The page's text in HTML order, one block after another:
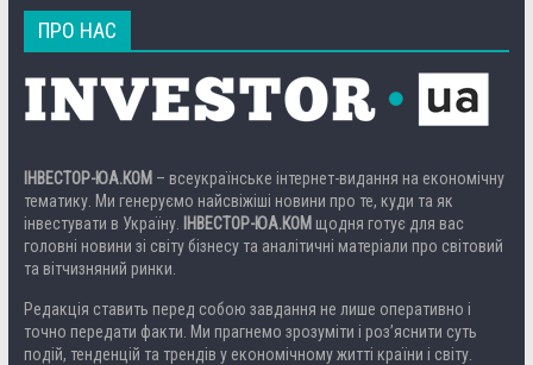
ПРО НАС
ІНВЕСТОР-ЮА.КОМ – всеукраїнське інтернет-видання на економічну
тематику. Ми генеруємо найсвіжіші новини про те, куди та як
інвестувати в Україну.
ІНВЕСТОР-ЮА.КОМ щодня готує для вас
головні новини зі світу бізнесу та аналітичні матеріали про світовий
та вітчизняний ринки.
Редакція ставить перед собою завдання не лише оперативно і
точно передати факти. Ми прагнемо зрозуміти і роз’яснити суть
подій, тенденцій та трендів у економічному житті країни і світу.